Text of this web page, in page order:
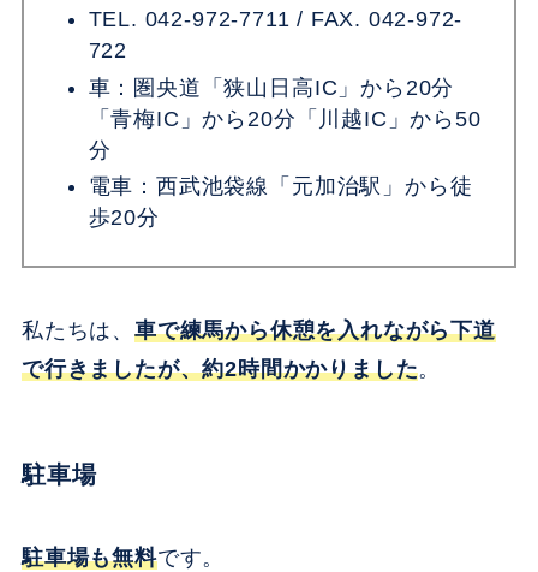
TEL. 042-972-7711 / FAX. 042-972-
722
車：圏央道「狭山日高IC」から20分
「青梅IC」から20分「川越IC」から50
分
電車：西武池袋線「元加治駅」から徒
歩20分
私たちは、 車で練馬から休憩を入れながら下道
で行きましたが、約2時間かかりました。
駐車場
駐車場も無料です。